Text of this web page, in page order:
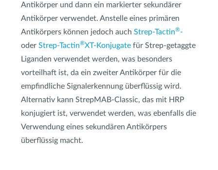
Antikörper und dann ein markierter sekundärer
Antikörper verwendet. Anstelle eines primären
Antikörpers können jedoch auch Strep-Tactin®-
oder Strep-Tactin®XT-Konjugatefür Strep-getaggte
Liganden verwendet werden, was besonders
vorteilhaft ist, da ein zweiter Antikörper für die
empfindliche Signalerkennung überflüssig wird.
Alternativ kann StrepMAB-Classic, das mit HRP
konjugiert ist, verwendet werden, was ebenfalls die
Verwendung eines sekundären Antikörpers
überflüssig macht.